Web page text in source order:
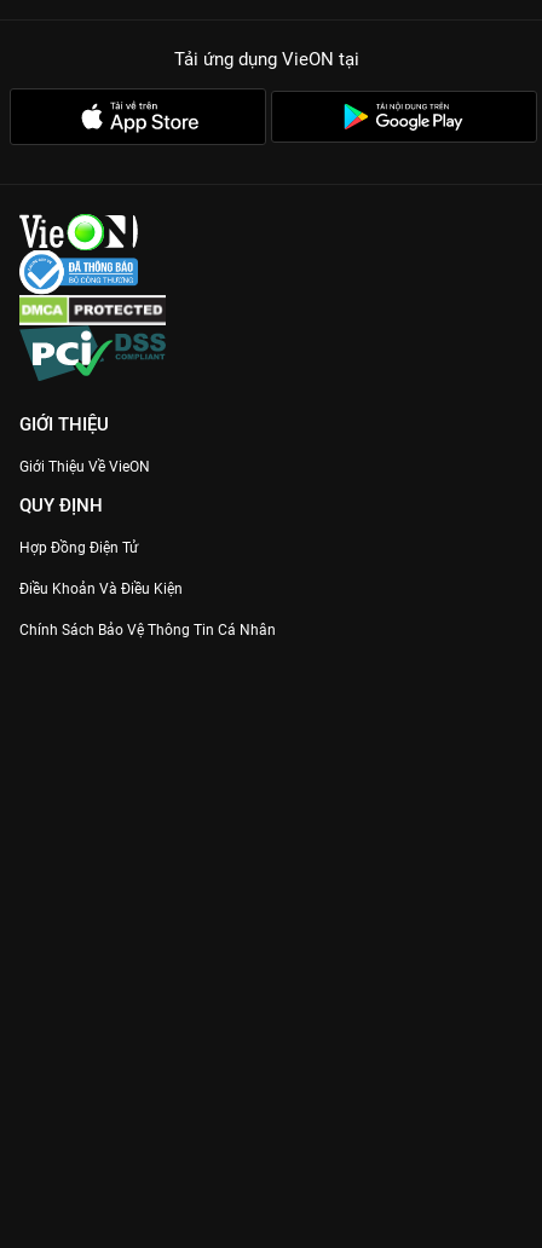
Tải ứng dụng VieON tại
GIỚI THIỆU
Giới Thiệu Về VieON
QUY ĐỊNH
Hợp Đồng Điện Tử
Điều Khoản Và Điều Kiện
Chính Sách Bảo Vệ Thông Tin Cá Nhân